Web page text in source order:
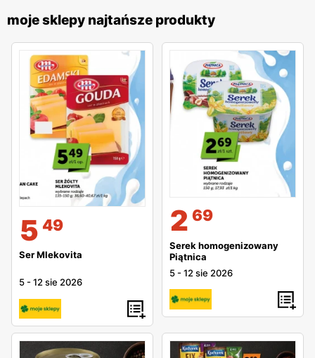
moje sklepy najtańsze produkty
5 49
Ser Mlekovita
5 -12 sie 2026
2 69
Serek homogenizowany
Piątnica
5 -12 sie 2026